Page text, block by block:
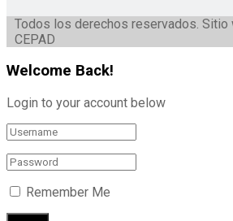
Todos los derechos reservados. Sitio
CEPAD
Welcome Back!
Login to your account below
Remember Me